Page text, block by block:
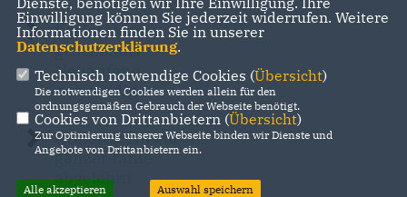
Kreisreform
gescheitert –
Neuanfang
notwendig
Kreisreform auf
ganzer Linie
abgelehnt
Einwilligung können Sie jederzeit widerrufen. Weitere
Informationen finden Sie in unserer
Datenschutzerklärung.
Technisch notwendige Cookies (Übersicht)
Die notwendigen Cookies werden allein für den
ordnungsgemäßen Gebrauch der Webseite benötigt.
Cookies von Drittanbietern (Übersicht)
Zur Optimierung unserer Webseite binden wir Dienste und
Angebote von Drittanbietern ein.
Alle akzeptieren Auswahl speichern